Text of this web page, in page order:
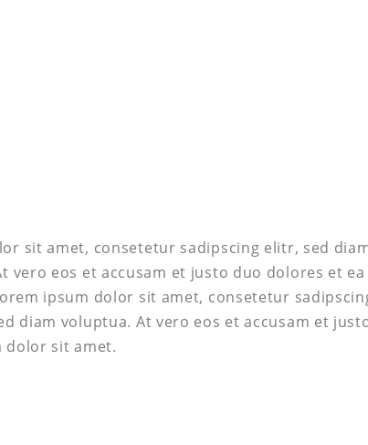
sit amet, consetetur sadipscing elitr, sed
vero eos et accusam et justo duo dolores et
ipsum dolor sit amet, consetetur
diam voluptua. At vero eos et accusam et
dolor sit amet.